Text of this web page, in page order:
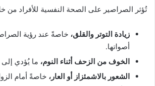
تُؤثر الصراصير على الصحة النفسية للأفراد من
زيادة التوتر والقلق، خاصةً عند رؤية
أصواتها.
الخوف من الزحف أثناء النوم، ما يُؤدي إلى
الشعور بالاشمئزاز أو العار، خاصةً أمام